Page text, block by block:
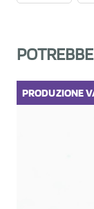
PRODUZIONE